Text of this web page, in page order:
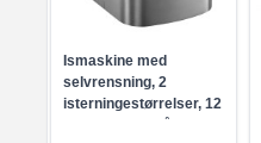
Ismaskine med
selvrensning, 2
isterningestørrelser, 12
kg/24 t - sølvgrå